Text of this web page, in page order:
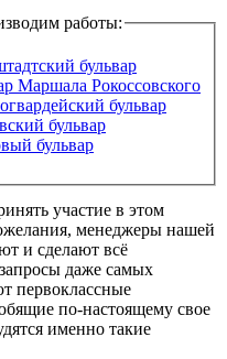
работы:
бульвар
Маршала Рокоссовского
бульвар
бульвар
бульвар
участие в этом
менеджеры нашей
и сделают всё
даже самых
первоклассные
по-настоящему свое
именно такие